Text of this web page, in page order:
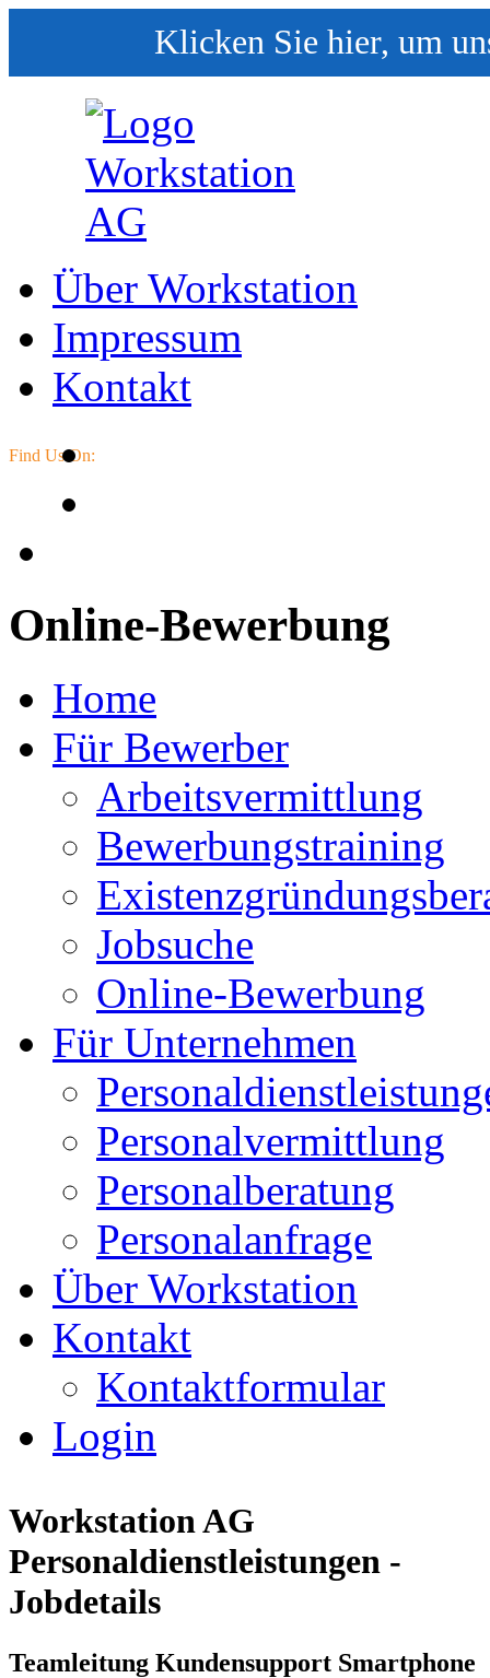
Klicken Sie hier, um
Über Workstation
Impressum
Kontakt
Find Us On:
Online-Bewerbung
Home
Für Bewerber
Arbeitsvermittlung
Bewerbungstraining
Jobsuche
Online-Bewerbung
Für Unternehmen
Personalvermittlung
Personalberatung
Personalanfrage
Über Workstation
Kontakt
Kontaktformular
Login
Workstation AG
Personaldienstleistungen -
Jobdetails
Teamleitung Kundensupport Smartphone